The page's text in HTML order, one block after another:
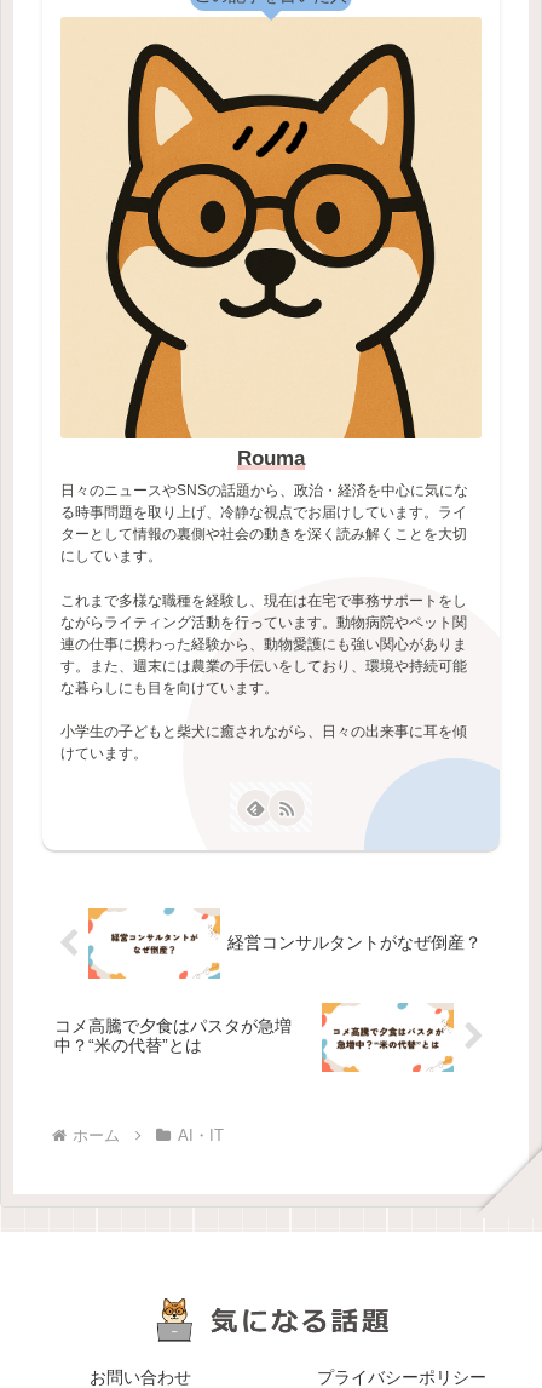
Rouma
日々のニュースやSNSの話題から、政治・経済を中心に気にな
る時事問題を取り上げ、冷静な視点でお届けしています。ライ
ターとして情報の裏側や社会の動きを深く読み解くことを大切
にしています。
これまで多様な職種を経験し、現在は在宅で事務サポートをし
ながらライティング活動を行っています。動物病院やペット関
連の仕事に携わった経験から、動物愛護にも強い関心がありま
す。また、週末には農業の手伝いをしており、環境や持続可能
な暮らしにも目を向けています。
小学生の子どもと柴犬に癒されながら、日々の出来事に耳を傾
けています。
経営コンサルタントがなぜ倒産？
コメ高騰で夕食はパスタが急増
中？“米の代替”とは
ホーム AI・IT
お問い合わせ プライバシーポリシー